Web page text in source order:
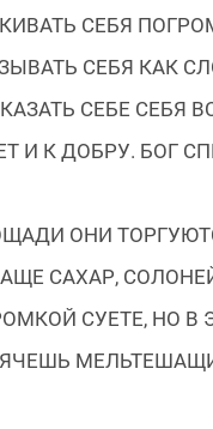
СЕБЯ
СЕБЯ КАК
СЕБЕ СЕБЯ
И К ДОБРУ. БОГ
ОНИ
САХАР,
СУЕТЕ, НО